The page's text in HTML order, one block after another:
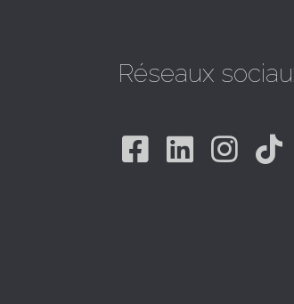
Réseaux
Facebook
Linkedin